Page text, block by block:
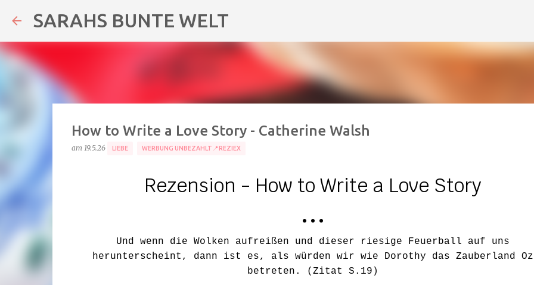
SARAHS BUNTE WELT
How to Write a Love Story - Catherine Walsh
am 19.5.26 LIEBE WERBUNG UNBEZAHLT📍REZIEX
Rezension - How to Write a Love Story
• • •
Und wenn die Wolken aufreißen und dieser riesige Feuerball auf uns
herunterscheint, dann ist es, als würden wir wie Dorothy das Zauberland Oz
betreten. (Zitat S.19)